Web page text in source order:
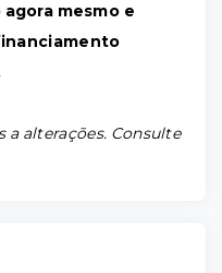
mesmo e
a alterações. Consulte